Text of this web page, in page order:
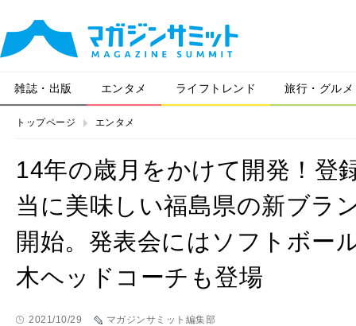
雑誌・出版 エンタメ ライフトレンド 旅行・グルメ
トップページ エンタメ
14年の歳月をかけて開発！登
当に美味しい福島県の新ブラ
開始。発表会にはソフトボー
木ヘッドコーチも登場
2021/10/29
マガジンサミット編集部